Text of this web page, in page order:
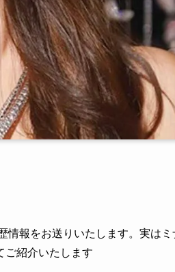
情報をお送りいたします。実は
ご紹介いたします